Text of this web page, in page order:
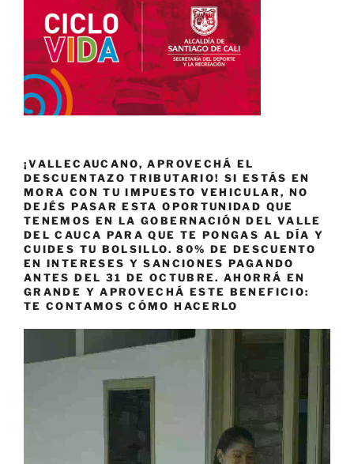
¡VALLECAUCANO, APROVECHÁ EL
DESCUENTAZO TRIBUTARIO! SI ESTÁS EN
MORA CON TU IMPUESTO VEHICULAR, NO
DEJÉS PASAR ESTA OPORTUNIDAD QUE
TENEMOS EN LA GOBERNACIÓN DEL VALLE
DEL CAUCA PARA QUE TE PONGAS AL DÍA Y
CUIDES TU BOLSILLO. 80% DE DESCUENTO
EN INTERESES Y SANCIONES PAGANDO
ANTES DEL 31 DE OCTUBRE. AHORRÁ EN
GRANDE Y APROVECHÁ ESTE BENEFICIO:
TE CONTAMOS CÓMO HACERLO